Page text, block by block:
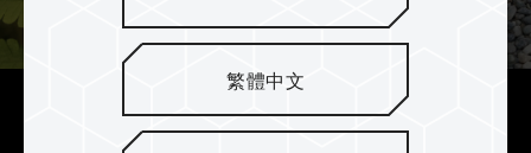
Надёжный дизайн
繁體中文